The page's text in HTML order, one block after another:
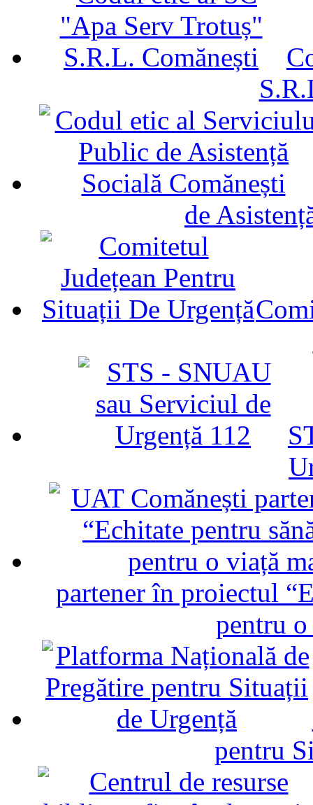
de
partener în proiectul
pentru
pentru